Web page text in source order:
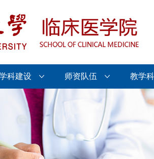
科建设 师资队伍 教学